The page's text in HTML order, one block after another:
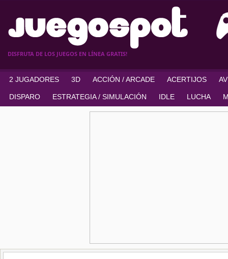
DISFRUTA DE LOS JUEGOS EN LÍNEA GRATIS!
2 JUGADORES 3D ACCIÓN / ARCADE ACERTIJOS
DISPARO ESTRATEGIA / SIMULACIÓN IDLE LUCHA